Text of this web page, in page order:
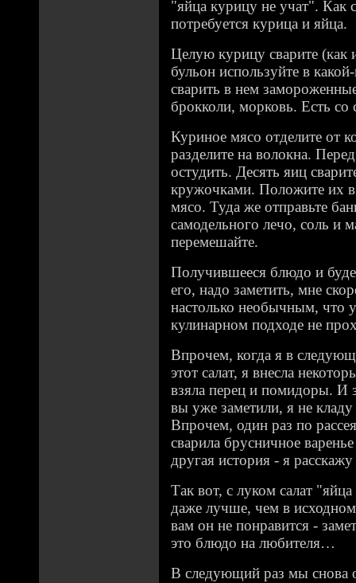
"яйца курицу не учат". Как
потребуется курица и яйца.
Целую курицу сварите
бульон используйте в
сварить в нем
брокколи, морковь. Есть
Куриное мясо отделите от
разделите на волокна.
остудить. Десять яиц
кружочками. Положите их в
мясо. Туда же отправьте
самодельного лечо, соль и
перемешайте.
Получившееся блюдо и
его, надо заметить, мне
настолько необычным, что
кулинарном подходе не
Впрочем, когда я в
этот салат, я внесла
взяла перец и помидоры. И
вы уже заметили, я не
Впрочем, один раз по
сварила брусничное
другая история - я
Так вот, с луком салат
даже лучше, чем в
вам он не понравится -
это блюдо на любителя…
В следующий раз мы снова